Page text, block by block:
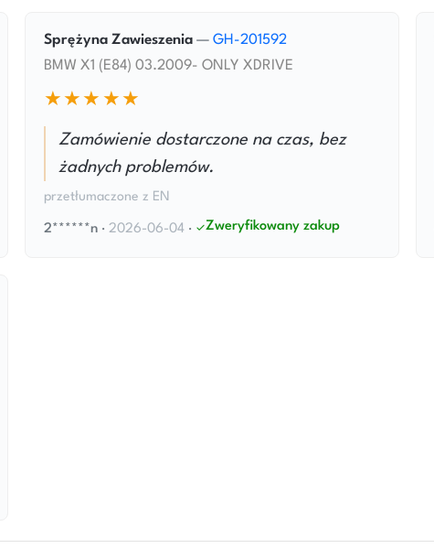
Sprężyna Zawieszenia —GH-201592
BMW X1 (E84) 03.2009- ONLY XDRIVE
★★★★★
Zamówienie dostarczone na czas, bez
żadnych problemów.
przetłumaczone z EN
2******n ·2026-06-04 · Zweryfikowany zakup